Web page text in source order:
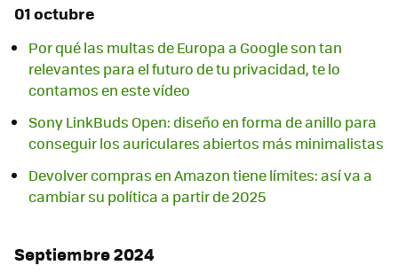
01 octubre
Por qué las multas de Europa a Google son tan
relevantes para el futuro de tu privacidad, te lo
contamos en este vídeo
Sony LinkBuds Open: diseño en forma de anillo para
conseguir los auriculares abiertos más minimalistas
Devolver compras en Amazon tiene límites: así va a
cambiar su política a partir de 2025
Septiembre 2024